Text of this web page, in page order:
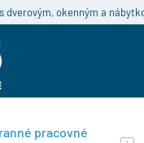
dverovým, okenným a
pracovné